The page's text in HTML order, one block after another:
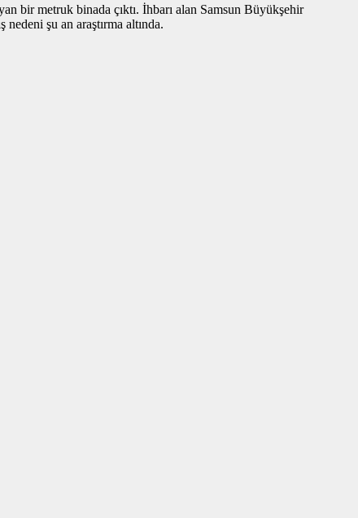
bir metruk binada çıktı. İhbarı alan Samsun Büyükşehir
şu an araştırma altında.